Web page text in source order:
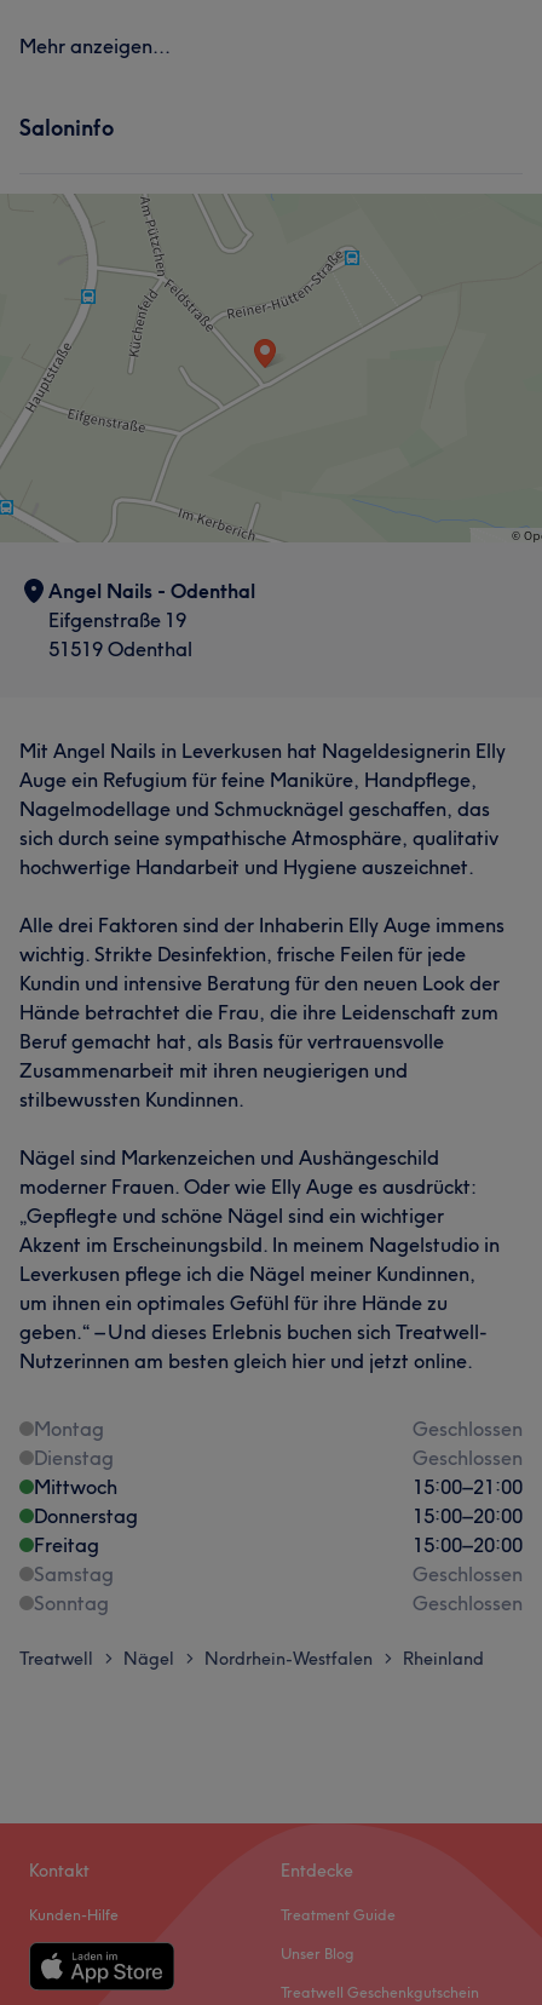
Mehr anzeigen...
Saloninfo
Angel Nails - Odenthal
Eifgenstraße 19
51519 Odenthal
Mit Angel Nails in Leverkusen hat Nageldesignerin Elly
Auge ein Refugium für feine Maniküre, Handpflege,
Nagelmodellage und Schmucknägel geschaffen, das
sich durch seine sympathische Atmosphäre, qualitativ
hochwertige Handarbeit und Hygiene auszeichnet.
Alle drei Faktoren sind der Inhaberin Elly Auge immens
wichtig. Strikte Desinfektion, frische Feilen für jede
Kundin und intensive Beratung für den neuen Look der
Hände betrachtet die Frau, die ihre Leidenschaft zum
Beruf gemacht hat, als Basis für vertrauensvolle
Zusammenarbeit mit ihren neugierigen und
stilbewussten Kundinnen.
Nägel sind Markenzeichen und Aushängeschild
moderner Frauen. Oder wie Elly Auge es ausdrückt:
„Gepflegte und schöne Nägel sind ein wichtiger
Akzent im Erscheinungsbild. In meinem Nagelstudio in
Leverkusen pflege ich die Nägel meiner Kundinnen,
um ihnen ein optimales Gefühl für ihre Hände zu
geben.“ – Und dieses Erlebnis buchen sich Treatwell-
Nutzerinnen am besten gleich hier und jetzt online.
Montag
Geschlossen
Dienstag
Geschlossen
Mittwoch
15:00–21:00
Donnerstag
15:00–20:00
Freitag
15:00–20:00
Samstag
Geschlossen
Sonntag
Geschlossen
Treatwell > Nägel > Nordrhein-Westfalen > Rheinland
Kontakt
Kunden-Hilfe
Entdecke
Treatment Guide
Unser Blog
Treatwell Geschenkgutschein